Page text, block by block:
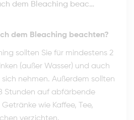
dem Bleaching beachten?
dem Bleaching beachten?
sollten Sie für mindestens 2
(außer Wasser) und auch
nehmen. Außerdem sollten
Stunden auf abfärbende
wie Kaffee, Tee,